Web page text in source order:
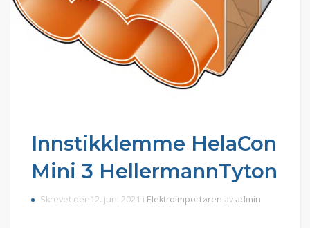
Innstikklemme HelaCon
Mini 3 HellermannTyton
Skrevet den12. juni 2021 i Elektroimportøren av admin